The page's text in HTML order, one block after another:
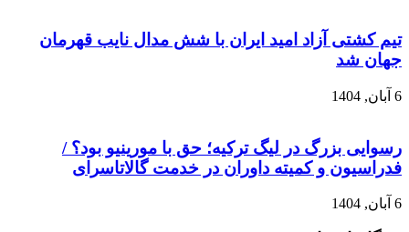
تیم کشتی آزاد امید ایران با شش مدال نایب قهرمان
جهان شد
6 آبان, 1404
رسوایی بزرگ در لیگ ترکیه؛ حق با مورینیو بود؟ /
فدراسیون و کمیته داوران در خدمت گالاتاسرای
6 آبان, 1404